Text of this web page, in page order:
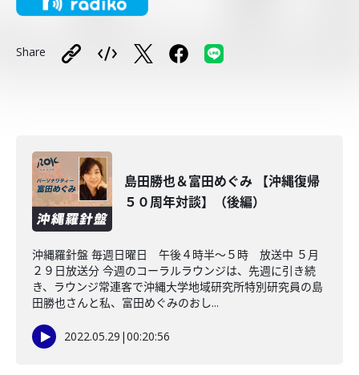
Share
島田勝也＆富田めぐみ 【沖縄復帰
５０周年対談】（後編）
沖縄羅針盤 毎週日曜日 午後４時半～５時 放送中 ５月
２９日放送分 今週のコーラルラウンジは、先週に引き続
き、ラウンジ常連客で沖縄大学地域研究所特別研究員の島
田勝也さんと私、富田めぐみのおし...
2022.05.29 |00:20:56